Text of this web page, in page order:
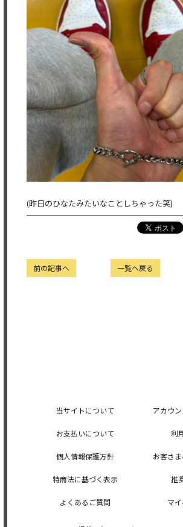
(昨日のひなたみたいなことしちゃった笑)
一覧へ戻る
前の記事へ
当サイトについて アカウ
お支払いについて 利
個人情報保護方針 お客さ
特商法に基づく表示 推
よくあるご質問 マ